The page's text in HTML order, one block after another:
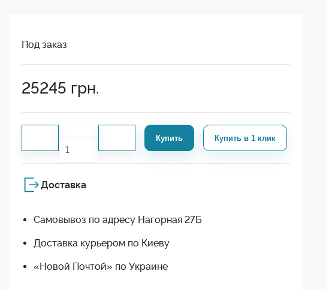
Под заказ
25245 грн.
Купить Купить в 1 клик
Доставка
Самовывоз по адресу Нагорная 27Б
Доставка курьером по Киеву
«Новой Почтой» по Украине